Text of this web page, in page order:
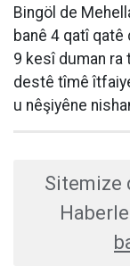
Bingöl de
banê 4 qatî qatê
9 kesî duman ra
destê tîmê
u nêşiyêne
Sitemize